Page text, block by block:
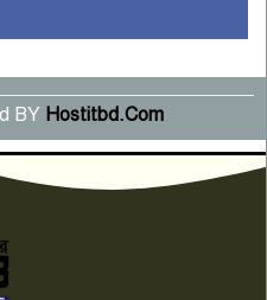
পূর্তি উদযাপন
সম্মেলনে অভিযোগ অস্বীকার
প্রণোদিত সংবাদ প্রকাশের
নাজির হাসানের
ঘরে ঢুকে স্কুল শিক্ষিকাকে হত্যা
ট্যাংকি থেকে লাশ উদ্ধার
BY Hostitbd.Com